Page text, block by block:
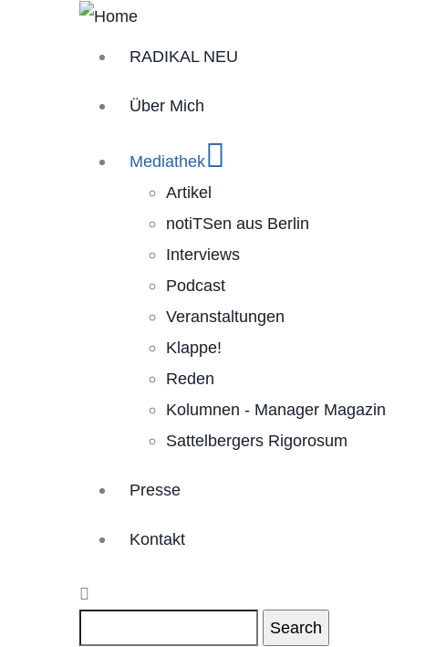
Main
navigation
RADIKAL NEU
Über Mich
Mediathek
Artikel
notiTSen aus Berlin
Interviews
Podcast
Veranstaltungen
Klappe!
Reden
Kolumnen - Manager Magazin
Sattelbergers Rigorosum
Presse
Kontakt